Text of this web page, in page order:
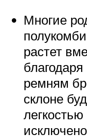
Многие
растет
ремням
склоне